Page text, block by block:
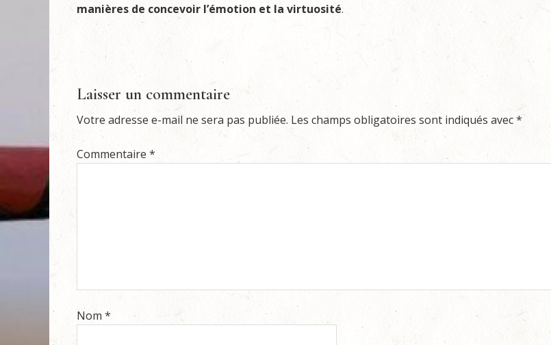
manières de concevoir l’émotion et la virtuosité.
Laisser un commentaire
Votre adresse e-mail ne sera pas publiée. Les champs obligatoires sont indiqués avec*
Commentaire *
Nom *